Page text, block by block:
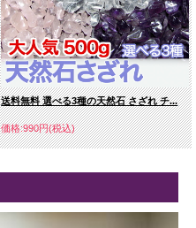
送料無料 選べる3種の天然石 さざれ チ...
価格:990円(税込)